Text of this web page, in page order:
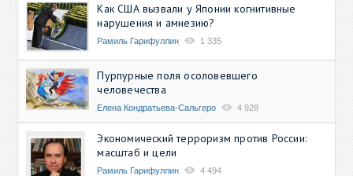
Как США вызвали у Японии когнитивные
нарушения и амнезию?
Рамиль Гарифуллин 1 335
Пурпурные поля осоловевшего
человечества
Елена Кондратьева-Сальгеро 4 928
Экономический терроризм против России:
масштаб и цели
Рамиль Гарифуллин 4 494